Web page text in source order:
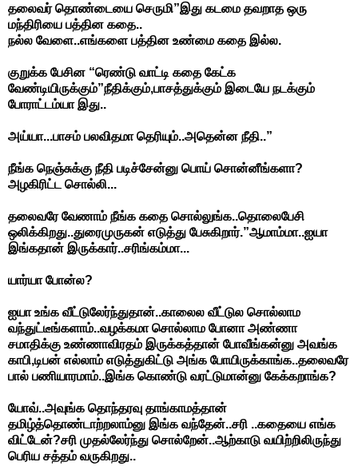
தலைவர் தொண்டையை செருமி”இது கடமை தவறாத ஒரு
மந்திரியை பத்தின கதை..
நல்ல வேளை..எங்களை பத்தின உண்மை கதை இல்ல.
குறுக்க பேசின “ரெண்டு வாட்டி கதை கேட்க
வேண்டியிருக்கும்”நீதிக்கும்,பாசத்துக்கும் இடையே நடக்கும்
போராட்டம்யா இது..
அய்யா...பாசம் பலவிதமா தெரியும்..அதென்ன நீதி..”
நீங்க நெஞ்சுக்கு நீதி படிச்சேன்னு பொய் சொன்னீங்களா?
அழகிரிட்ட சொல்லி...
தலைவரே வேணாம் நீங்க கதை சொல்லுங்க..தொலைபேசி
ஒலிக்கிறது..துரைமுருகன் எடுத்து பேசுகிறார்.”ஆமாம்மா..ஐயா
இங்கதான் இருக்கார்..சரிங்கம்மா...
யார்யா போன்ல?
ஐயா உங்க வீட்டுலேர்ந்துதான்..காலைல வீட்டுல சொல்லாம
வந்துட்டீங்களாம்..வழக்கமா சொல்லாம போனா அண்ணா
சமாதிக்கு உண்ணாவிரதம் இருக்கத்தான் போவீங்கன்னு அவங்க
காபி,டிபன் எல்லாம் எடுத்துகிட்டு அங்க போயிருக்காங்க..தலைவரே
பால் பணியாரமாம்..இங்க கொண்டு வரட்டுமான்னு கேக்கறாங்க?
யோவ்..அவுங்க தொந்தரவு தாங்காமத்தான்
தமிழ்த்தொண்டாற்றலாம்னு இங்க வந்தேன்..சரி ..கதையை எங்க
விட்டேன்?சரி முதல்லேர்ந்து சொல்றேன்..ஆற்காடு வயிற்றிலிருந்து
பெரிய சத்தம் வருகிறது..